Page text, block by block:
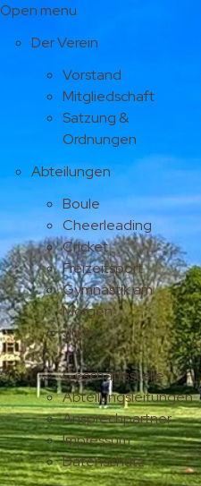
Open menu
Der Verein
Vorstand
Mitgliedschaft
Satzung &
Ordnungen
Abteilungen
Boule
Cheerleading
Cricket
Freizeitsport
Gymnastik am
Morgen
Judo
Geschäftsstelle
Abteilungsleitungen
Ansprechpartner
Impressum
Datenschutz